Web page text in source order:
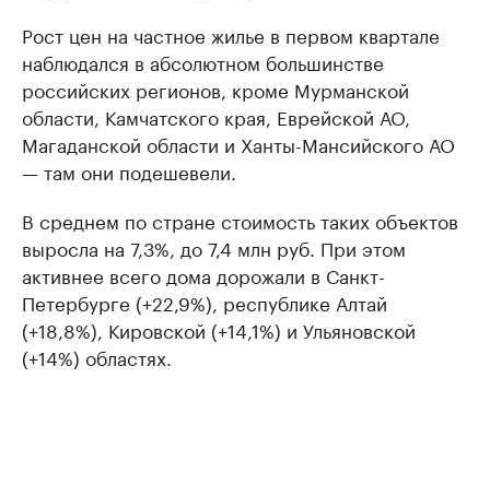
Рост цен на частное жилье в первом квартале
наблюдался в абсолютном большинстве
российских регионов, кроме Мурманской
области, Камчатского края, Еврейской АО,
Магаданской области и Ханты-Мансийского АО
— там они подешевели.
В среднем по стране стоимость таких объектов
выросла на 7,3%, до 7,4 млн руб. При этом
активнее всего дома дорожали в Санкт-
Петербурге (+22,9%), республике Алтай
(+18,8%), Кировской (+14,1%) и Ульяновской
(+14%) областях.